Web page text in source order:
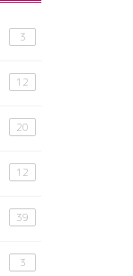
3
12
20
12
39
3